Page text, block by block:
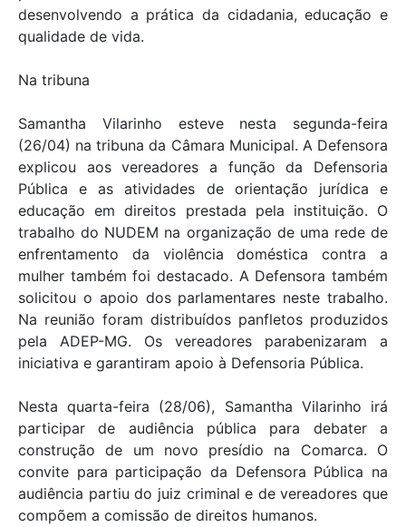
desenvolvendo a prática da cidadania, educação e
qualidade de vida.
Na tribuna
Samantha Vilarinho esteve nesta segunda-feira
(26/04) na tribuna da Câmara Municipal. A Defensora
explicou aos vereadores a função da Defensoria
Pública e as atividades de orientação jurídica e
educação em direitos prestada pela instituição. O
trabalho do NUDEM na organização de uma rede de
enfrentamento da violência doméstica contra a
mulher também foi destacado. A Defensora também
solicitou o apoio dos parlamentares neste trabalho.
Na reunião foram distribuídos panfletos produzidos
pela ADEP-MG. Os vereadores parabenizaram a
iniciativa e garantiram apoio à Defensoria Pública.
Nesta quarta-feira (28/06), Samantha Vilarinho irá
participar de audiência pública para debater a
construção de um novo presídio na Comarca. O
convite para participação da Defensora Pública na
audiência partiu do juiz criminal e de vereadores que
compõem a comissão de direitos humanos.